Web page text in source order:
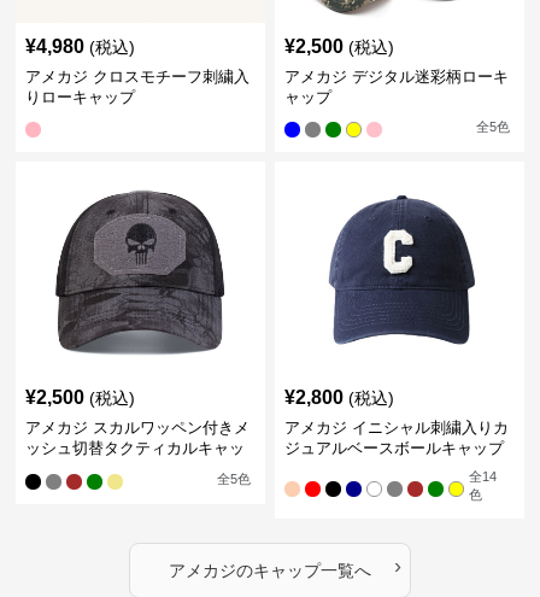
¥4,980 (税込)
アメカジ クロスモチーフ刺繍入
りローキャップ
¥2,500 (税込)
アメカジ デジタル迷彩柄ローキ
ャップ
全5色
¥2,500 (税込)
アメカジ スカルワッペン付きメ
ッシュ切替タクティカルキャッ
全5色
¥2,800 (税込)
アメカジ イニシャル刺繍入りカ
ジュアルベースボールキャップ
全14
色
アメカジのキャップ一覧へ ›